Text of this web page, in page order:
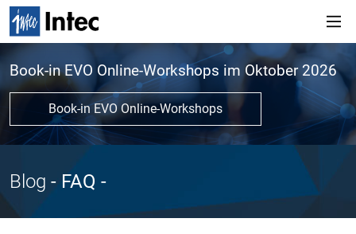
Book-in EVO Online-Workshops im Oktober 2026
Book-in EVO Online-Workshops
Blog - FAQ -